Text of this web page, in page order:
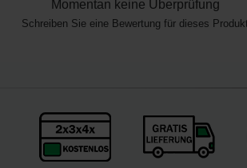
Momentan keine Überprüfung
Schreiben Sie eine Bewertung für dieses Produkt